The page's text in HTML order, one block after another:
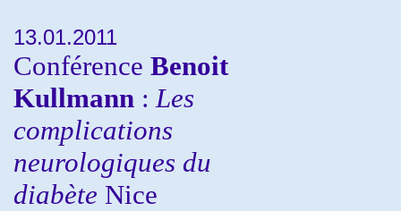
13.01.2011
Conférence Benoit
Kullmann : Les
complications
neurologiques du
diabète Nice